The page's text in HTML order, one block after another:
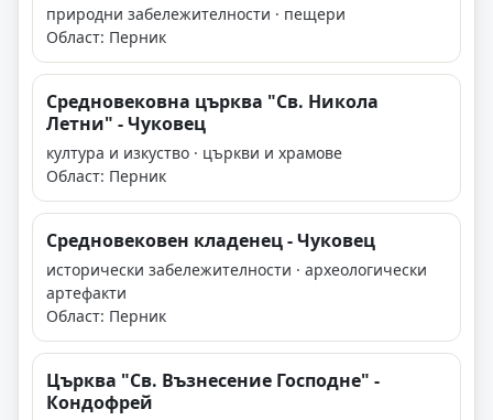
природни забележителности · пещери
Област: Перник
Средновековна църква "Св. Никола
Летни" - Чуковец
култура и изкуство · църкви и храмове
Област: Перник
Средновековен кладенец - Чуковец
исторически забележителности · археологически
артефакти
Област: Перник
Църква "Св. Възнесение Господне" -
Кондофрей